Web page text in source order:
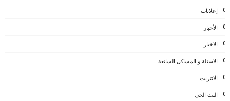
إعلانات
الأخبار
الاخبار
الاسئلة و المشاكل الشائعة
الانترنت
البث الحي